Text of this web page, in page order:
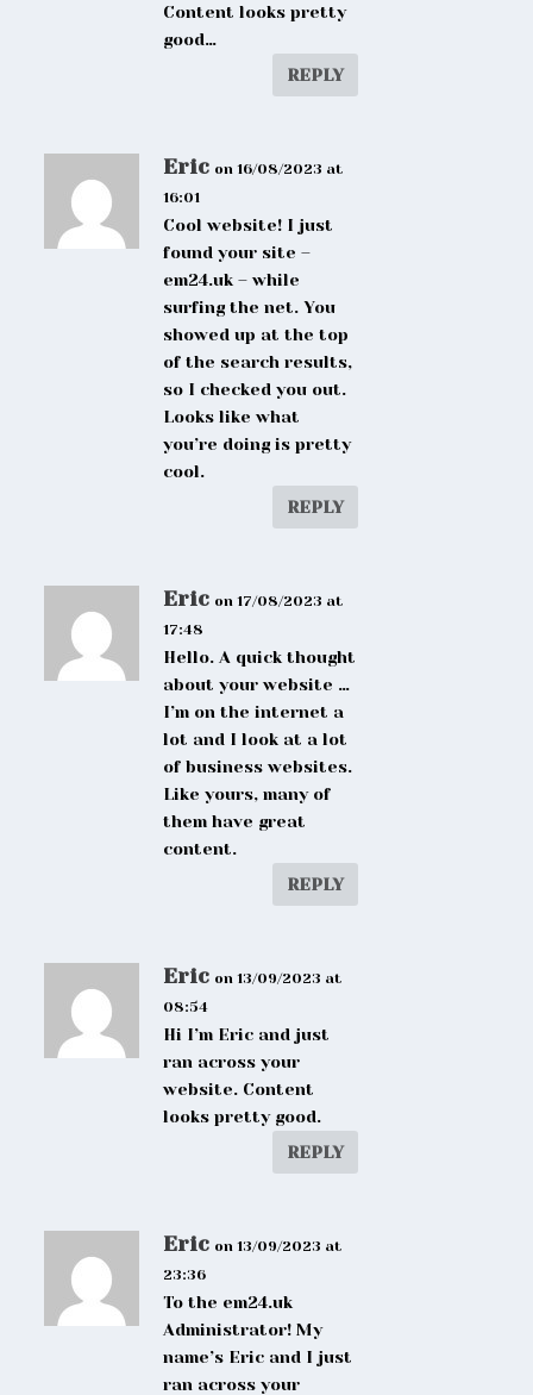
Content looks pretty
good…
REPLY
Eric on 16/08/2023 at
16:01
Cool website! I just
found your site –
em24.uk – while
surfing the net. You
showed up at the top
of the search results,
so I checked you out.
Looks like what
you’re doing is pretty
cool.
REPLY
Eric on 17/08/2023 at
17:48
Hello. A quick thought
about your website …
I’m on the internet a
lot and I look at a lot
of business websites.
Like yours, many of
them have great
content.
REPLY
Eric on 13/09/2023 at
08:54
Hi I’m Eric and just
ran across your
website. Content
looks pretty good.
REPLY
Eric on 13/09/2023 at
23:36
To the em24.uk
Administrator! My
name’s Eric and I just
ran across your